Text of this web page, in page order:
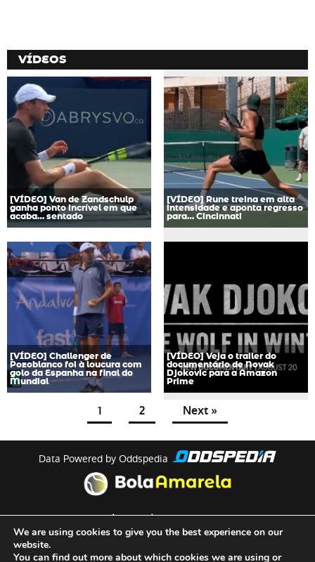
VÍDEOS
[VÍDEO] Van de Zandschulp
ganha ponto incrível em que
acaba… sentado
[VÍDEO] Rune treina em alta
intensidade e aponta regresso
para… Cincinnati
[VÍDEO] Challenger de
Pozoblanco foi à loucura com
golo da Espanha na final do
Mundial
[VÍDEO] Veja o trailer do
documentário de Novak
Djokovic para a Amazon
Prime
1 2 Next »
Data Powered by Oddspedia
theme bymeow
We are using cookies to give you the best experience on our
website.
You can find out more about which cookies we are using or